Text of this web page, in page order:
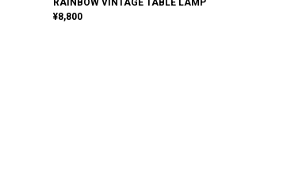
RAINBOW VINTAGE TABLE LAMP
¥8,800